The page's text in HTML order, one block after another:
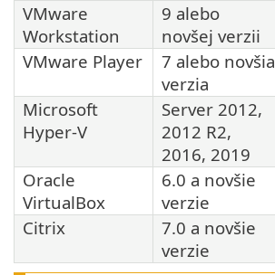
VMware
Workstation
9 alebo
novšej verzii
VMware Player
7 alebo novšia
verzia
Microsoft
Hyper-V
Server 2012,
2012 R2,
2016, 2019
Oracle
VirtualBox
6.0 a novšie
verzie
Citrix
7.0 a novšie
verzie